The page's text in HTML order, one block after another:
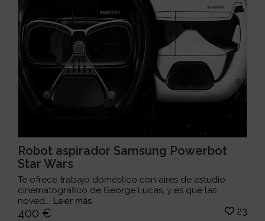
Robot aspirador Samsung Powerbot
Star Wars
Te ofrece trabajo doméstico con aires de estudio
cinematográfico de George Lucas, y es que las
noved... Leer más
400 € 23